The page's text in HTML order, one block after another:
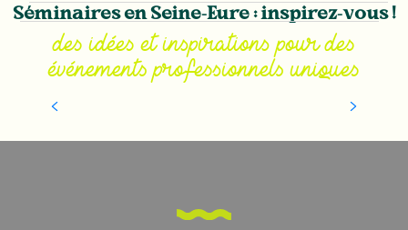
Séminaires en Seine-Eure : inspirez-vous !
des idées et inspirations pour des
événements professionnels uniques
Les Rencontres de
l'Événementiel 2026